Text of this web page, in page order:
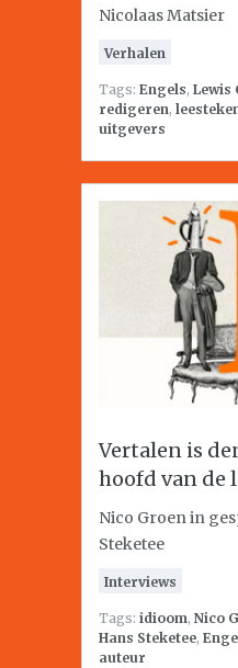
Nicolaas Matsier
Verhalen
Tags: Engels, Lewis
redigeren,
uitgevers
Vertalen is
hoofd van de
Nico Groen in
Steketee
Interviews
Tags: idioom, Nico
Hans Steketee,
auteur